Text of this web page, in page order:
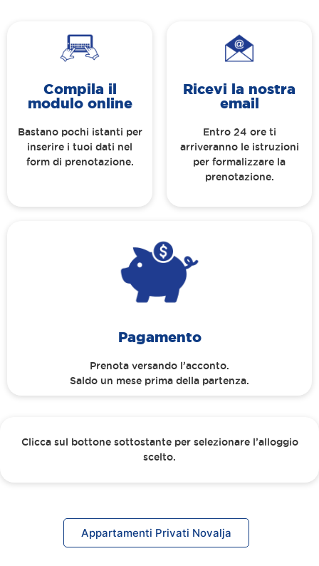
Compila il
modulo online
Bastano pochi istanti per
inserire i tuoi dati nel
form di prenotazione.
Ricevi la nostra
email
Entro 24 ore ti
arriveranno le istruzioni
per formalizzare la
prenotazione.
Pagamento
Prenota versando l’acconto.
Saldo un mese prima della partenza.
Clicca sul bottone sottostante per selezionare l’alloggio
scelto.
Appartamenti Privati Novalja